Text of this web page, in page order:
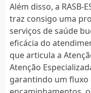
Além disso, a RASB-
traz consigo uma
serviços de saúde
eficácia do
que articula a
Atenção
garantindo um fluxo